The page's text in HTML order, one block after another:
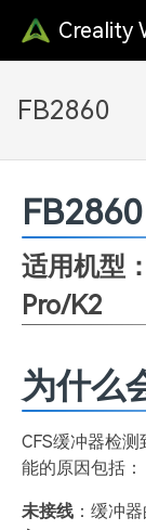
Creality
FB2860
适用机型
Pro/K2
为什么
CFS缓冲器检
能的原因包括：
未接线 ：缓冲